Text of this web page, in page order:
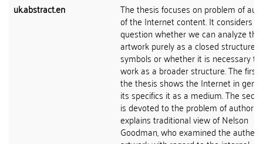
uk.abstract.en
The thesis focuses on problem of
of the Internet content. It considers
question whether we can analyze the
artwork purely as a closed structure
symbols or whether it is necessary
work as a broader structure. The first
the thesis shows the Internet in
its specifics it as a medium. The
is devoted to the problem of
explains traditional view of Nelson
Goodman, who examined the